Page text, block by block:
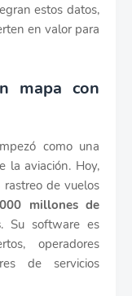
estos datos,
en valor para
mapa con
como una
la aviación. Hoy,
de vuelos
millones de
. Su software es
operadores
de servicios